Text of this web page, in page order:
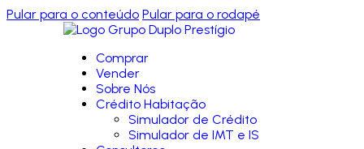
Pular para o conteúdo Pular para o rodapé
Comprar
Vender
Sobre Nós
Crédito Habitação
Simulador de Crédito
Simulador de IMT e IS